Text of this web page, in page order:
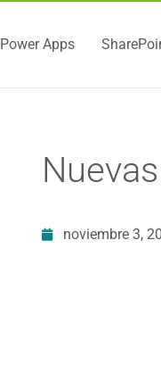
Power Apps
noviembre 3,